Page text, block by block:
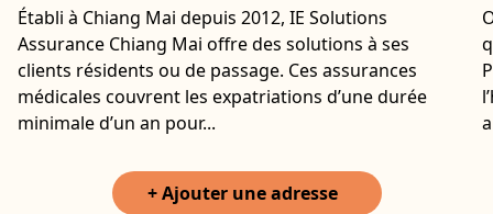
Établi à Chiang Mai depuis 2012, IE Solutions
Assurance Chiang Mai offre des solutions à ses
clients résidents ou de passage. Ces assurances
médicales couvrent les expatriations d’une durée
minimale d’un an pour...
+ Ajouter une adresse